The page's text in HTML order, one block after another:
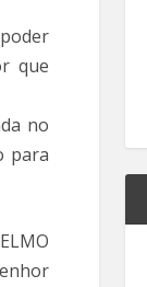
que
no
para